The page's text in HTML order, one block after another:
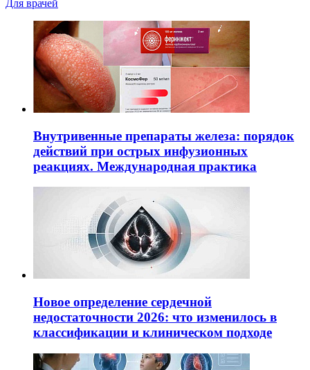
Для врачей
Внутривенные препараты железа: порядок
действий при острых инфузионных
реакциях. Международная практика
Новое определение сердечной
недостаточности 2026: что изменилось в
классификации и клиническом подходе